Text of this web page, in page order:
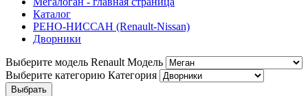
Каталог
РЕНО-НИССАН (Renault-Nissan)
Дворники
Выберите модель Renault Модель
Выберите категорию Категория